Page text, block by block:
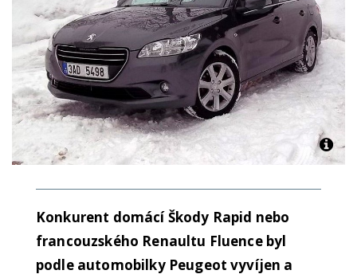
Konkurent domácí Škody Rapid nebo
francouzského Renaultu Fluence byl
podle automobilky Peugeot vyvíjen a